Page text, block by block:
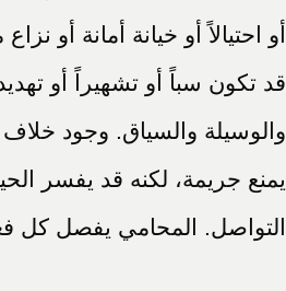
أو احتيالاً أو خيانة أمانة أو
قد تكون سباً أو تشهيراً أو
والوسيلة والسياق. وجود
يمنع جريمة، لكنه قد يفسر
التواصل. المحامي يفصل كل